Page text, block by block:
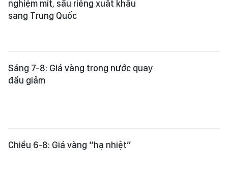
nghiệm mít, sầu riêng xuất khẩu
sang Trung Quốc
Sáng 7-8: Giá vàng trong nước quay
đầu giảm
Chiều 6-8: Giá vàng “hạ nhiệt”